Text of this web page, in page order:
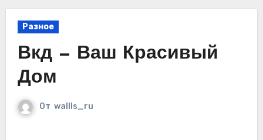
Разное
Вкд — Ваш Красивый
Дом
От wallls_ru